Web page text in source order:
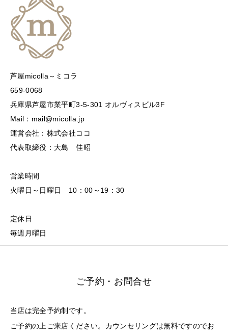
芦屋micolla～ミコラ
659-0068
兵庫県芦屋市業平町3-5-301 オルヴィスビル3F
Mail：mail@micolla.jp
運営会社：株式会社ココ
代表取締役：大島 佳昭
営業時間
火曜日～日曜日 10：00～19：30
定休日
毎週月曜日
ご予約・お問合せ
当店は完全予約制です。
ご予約の上ご来店ください。カウンセリングは無料ですのでお